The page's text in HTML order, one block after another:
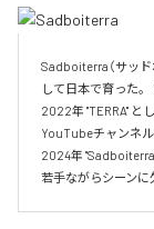
Sadboiterra（サッ
して日本で育った
2022年 "TERRA" と
YouTubeチャンネ
2024年
若手ながらシーンに